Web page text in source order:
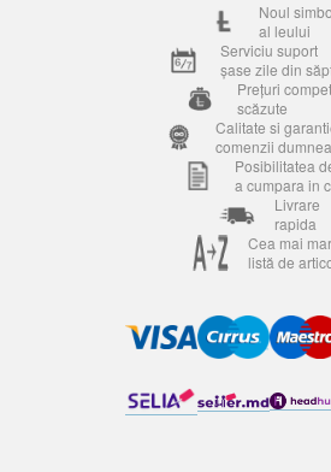
Noul
al leului
Serviciu suport
șase zile din
Prețuri
scăzute
Calitate si
comenzii
Posibilitatea
a cumpara in
Livrare
rapida
Cea mai
listă de